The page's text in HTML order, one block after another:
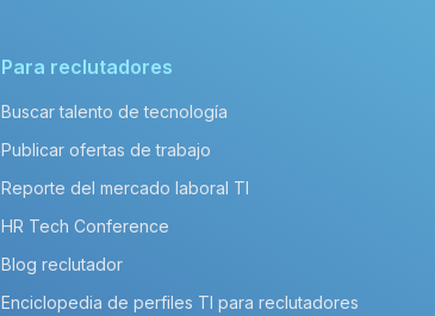
Para reclutadores
Buscar talento de tecnología
Publicar ofertas de trabajo
Reporte del mercado laboral TI
HR Tech Conference
Blog reclutador
Enciclopedia de perfiles TI para reclutadores